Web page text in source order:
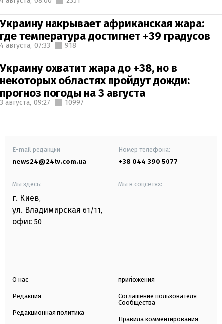
Украину накрывает африканская жара:
где температура достигнет +39 градусов
4 августа, 07:33 918
Украину охватит жара до +38, но в
некоторых областях пройдут дожди:
прогноз погоды на 3 августа
3 августа, 09:27 10997
E-mail редакции
news24@24tv.com.ua
Номер телефона:
+38 044 390 5077
Мы здесь:
г. Киев,
ул. Владимирская 61/11,
офис 50
Мы в соцсетях:
О нас
Редакция
Редакционная политика
приложения
Соглашение пользователя
Сообщества
Правила комментирования